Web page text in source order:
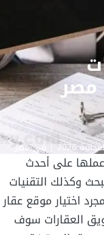
| في مصر
على أحدث
وكذلك التقنيات
اختيار موقع عقار
العقارات سوف